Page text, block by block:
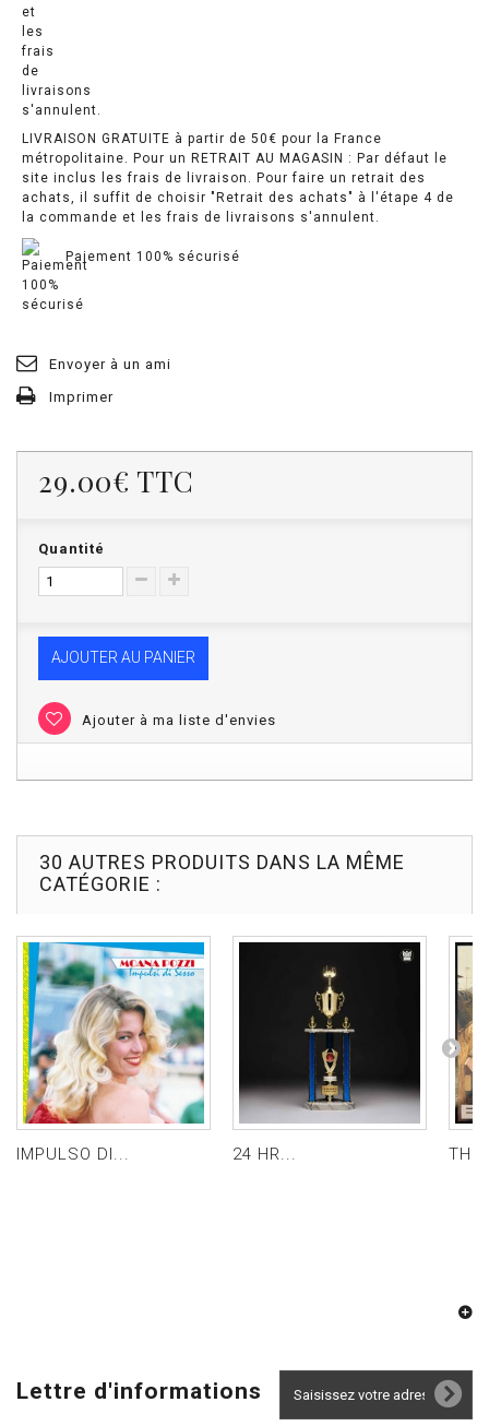
LIVRAISON GRATUITE à partir de 50€ pour la France
métropolitaine. Pour un RETRAIT AU MAGASIN : Par défaut le
site inclus les frais de livraison. Pour faire un retrait des
achats, il suffit de choisir "Retrait des achats" à l'étape 4 de
la commande et les frais de livraisons s'annulent.
Paiement 100% sécurisé
Envoyer à un ami
Imprimer
29.00€ TTC
Quantité
AJOUTER AU PANIER
Ajouter à ma liste d'envies
30 AUTRES PRODUITS DANS LA MÊME
CATÉGORIE :
IMPULSO DI... 24 HR... THE
Lettre d'informations